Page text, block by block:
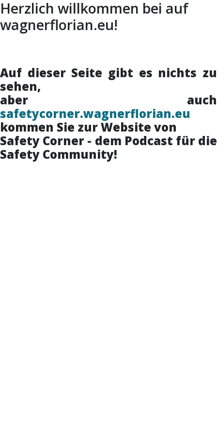
Herzlich willkommen bei auf
wagnerflorian.eu!
Auf dieser Seite gibt es nichts zu
sehen,
aber auch
safetycorner.wagnerflorian.eu
kommen Sie zur Website von
Safety Corner - dem Podcast für die
Safety Community!